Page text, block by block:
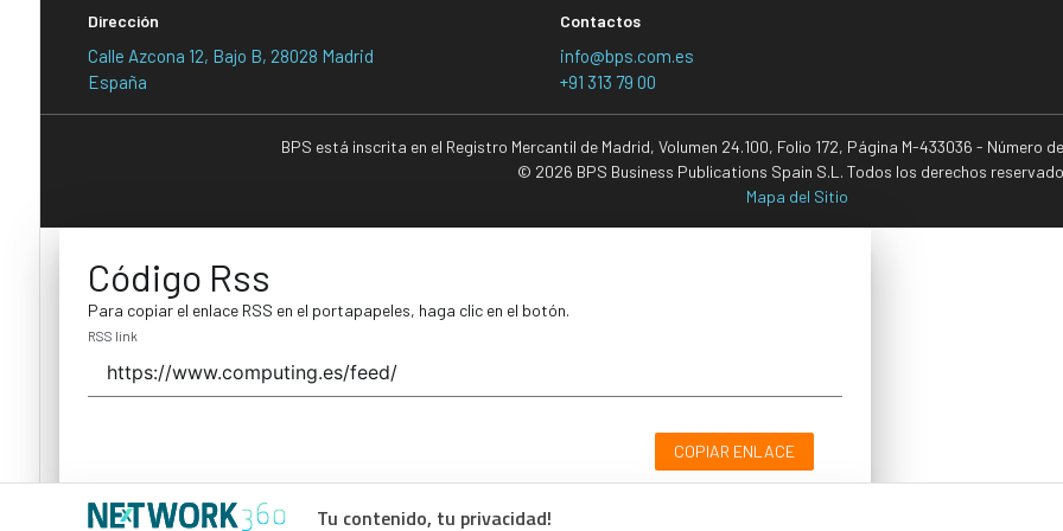
Tu contenido, tu privacidad!
Dirección
Calle Azcona 12, Bajo B, 28028 Madrid
España
Contactos
info@bps.com.es
+91 313 79 00
BPS está inscrita en el Registro Mercantil de Madrid, Volumen 24.100, Folio 172, Página M-433036 - Número
© 2026 BPS Business Publications Spain S.L. Todos los derechos
Mapa del Sitio
Código Rss
Para copiar el enlace RSS en el portapapeles, haga clic en el botón.
RSS link
COPIAR ENLACE